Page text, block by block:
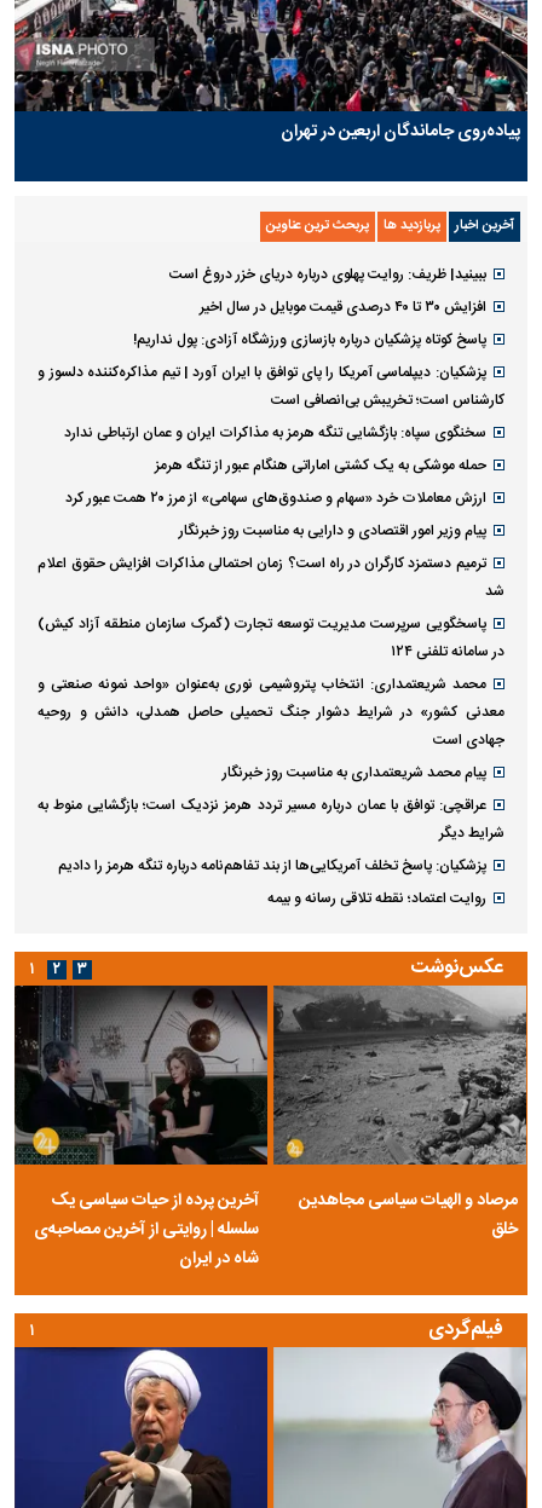
پیاده‌روی جاماندگان اربعین در تهران
آخرین اخبار پربازدید ها پربحث ترین عناوین
ببینید| ظریف: روایت پهلوی درباره دریای خزر دروغ است
افزایش ۳۰ تا ۴۰ درصدی قیمت موبایل در سال اخیر
پاسخ کوتاه پزشکیان درباره بازسازی ورزشگاه آزادی: پول نداریم!
پزشکیان: دیپلماسی آمریکا را پای توافق با ایران آورد | تیم مذاکره‌کننده دلسوز و
کارشناس است؛ تخریبش بی‌انصافی است
سخنگوی سپاه: بازگشایی تنگه هرمز به مذاکرات ایران و عمان ارتباطی ندارد
حمله موشکی به یک کشتی اماراتی هنگام عبور از تنگه هرمز
ارزش معاملات خرد «سهام و صندوق‌های سهامی» از مرز ۲۰ همت عبور کرد
پیام وزیر امور اقتصادی و دارایی به مناسبت روز خبرنگار
ترمیم دستمزد کارگران در راه است؟ زمان احتمالی مذاکرات افزایش حقوق اعلام
شد
پاسخگویی سرپرست مدیریت توسعه تجارت (گمرک سازمان منطقه آزاد کیش)
در سامانه تلفنی ۱۲۴
محمد شریعتمداری: انتخاب پتروشیمی نوری به‌عنوان «واحد نمونه صنعتی و
معدنی کشور» در شرایط دشوار جنگ تحمیلی حاصل همدلی، دانش و روحیه
جهادی است
پیام محمد شریعتمداری به مناسبت روز خبرنگار
عراقچی: توافق با عمان درباره مسیر تردد هرمز نزدیک است؛ بازگشایی منوط به
شرایط دیگر
پزشکیان: پاسخ تخلف آمریکایی‌ها از بند تفاهم‌نامه درباره تنگه هرمز را دادیم
روایت اعتماد؛ نقطه تلاقی رسانه و بیمه
عکس‌نوشت
مرصاد و الهیات سیاسی مجاهدین
خلق
آخرین پرده از حیات سیاسی یک
سلسله | روایتی از آخرین مصاحبه‌ی
شاه در ایران
۱ ۲ ۳
فیلم‌گردی ۱